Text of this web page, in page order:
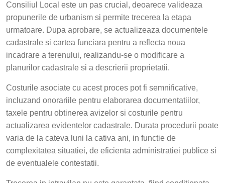
Consiliul Local este un pas crucial, deoarece valideaza
propunerile de urbanism si permite trecerea la etapa
urmatoare. Dupa aprobare, se actualizeaza documentele
cadastrale si cartea funciara pentru a reflecta noua
incadrare a terenului, realizandu-se o modificare a
planurilor cadastrale si a descrierii proprietatii.
Costurile asociate cu acest proces pot fi semnificative,
incluzand onorariile pentru elaborarea documentatiilor,
taxele pentru obtinerea avizelor si costurile pentru
actualizarea evidentelor cadastrale. Durata procedurii poate
varia de la cateva luni la cativa ani, in functie de
complexitatea situatiei, de eficienta administratiei publice si
de eventualele contestatii.